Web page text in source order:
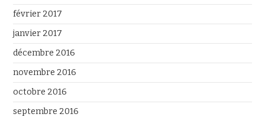
février 2017
janvier 2017
décembre 2016
novembre 2016
octobre 2016
septembre 2016